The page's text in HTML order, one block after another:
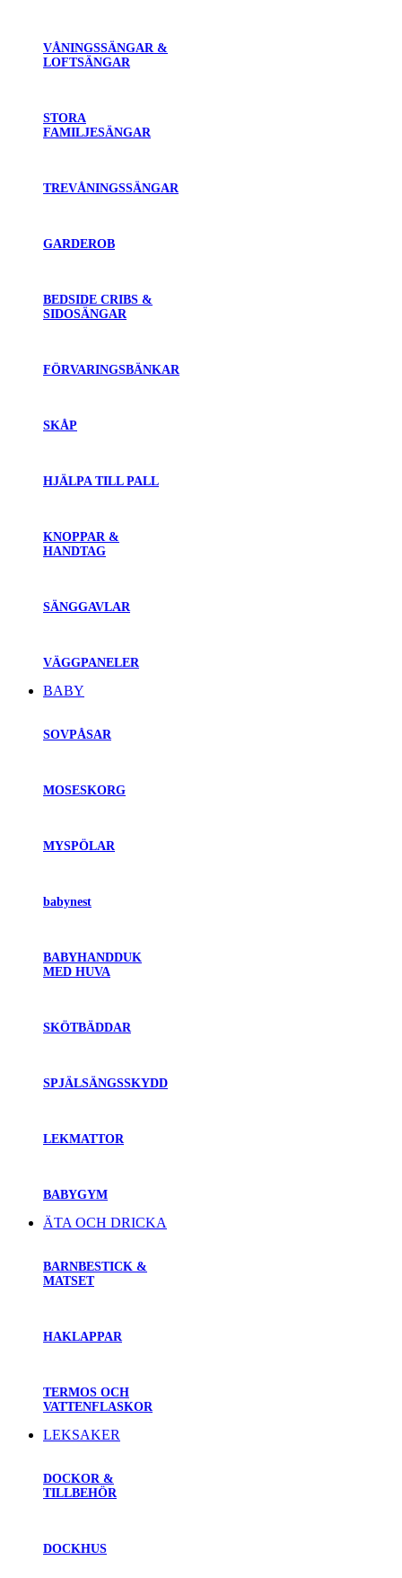
VÅNINGSSÄNGAR &
LOFTSÄNGAR
STORA
FAMILJESÄNGAR
TREVÅNINGSSÄNGAR
GARDEROB
BEDSIDE CRIBS &
SIDOSÄNGAR
FÖRVARINGSBÄNKAR
SKÅP
HJÄLPA TILL PALL
KNOPPAR &
HANDTAG
SÄNGGAVLAR
VÄGGPANELER
BABY
SOVPÅSAR
MOSESKORG
MYSPÖLAR
babynest
BABYHANDDUK
MED HUVA
SKÖTBÄDDAR
SPJÄLSÄNGSSKYDD
LEKMATTOR
BABYGYM
ÄTA OCH DRICKA
BARNBESTICK &
MATSET
HAKLAPPAR
TERMOS OCH
VATTENFLASKOR
LEKSAKER
DOCKOR &
TILLBEHÖR
DOCKHUS